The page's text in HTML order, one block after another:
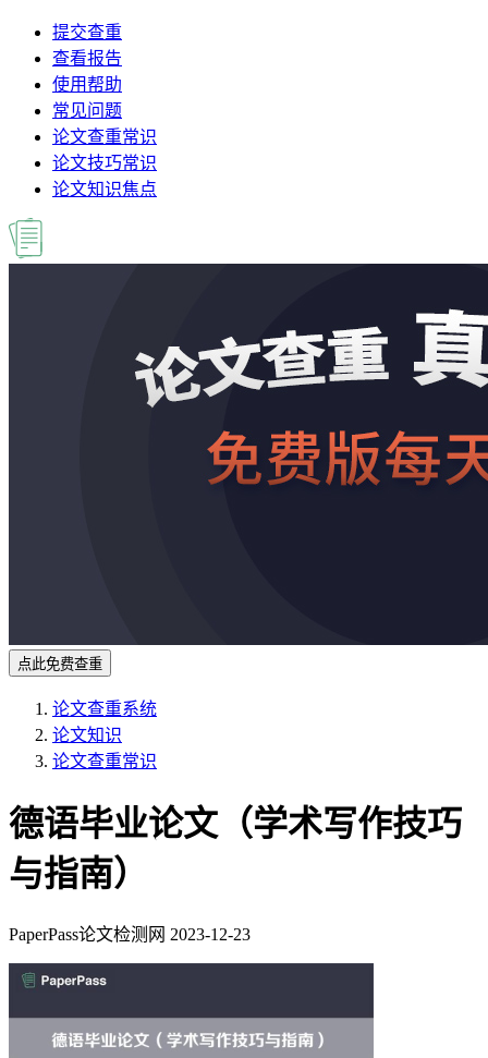
提交查重
查看报告
使用帮助
常见问题
论文查重常识
论文技巧常识
论文知识焦点
点此免费查重
论文查重系统
论文知识
论文查重常识
德语毕业论文（学术写作技巧
与指南）
PaperPass论文检测网 2023-12-23